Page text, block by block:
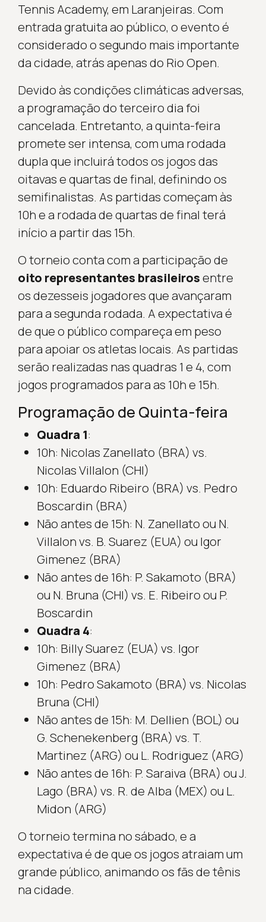
Tennis Academy, em Laranjeiras. Com
entrada gratuita ao público, o evento é
considerado o segundo mais importante
da cidade, atrás apenas do Rio Open.
Devido às condições climáticas adversas,
a programação do terceiro dia foi
cancelada. Entretanto, a quinta-feira
promete ser intensa, com uma rodada
dupla que incluirá todos os jogos das
oitavas e quartas de final, definindo os
semifinalistas. As partidas começam às
10h e a rodada de quartas de final terá
início a partir das 15h.
O torneio conta com a participação de
oito representantes brasileirosentre
os dezesseis jogadores que avançaram
para a segunda rodada. A expectativa é
de que o público compareça em peso
para apoiar os atletas locais. As partidas
serão realizadas nas quadras 1 e 4, com
jogos programados para as 10h e 15h.
Programação de Quinta-feira
Quadra 1:
10h: Nicolas Zanellato (BRA) vs.
Nicolas Villalon (CHI)
10h: Eduardo Ribeiro (BRA) vs. Pedro
Boscardin (BRA)
Não antes de 15h: N. Zanellato ou N.
Villalon vs. B. Suarez (EUA) ou Igor
Gimenez (BRA)
Não antes de 16h: P. Sakamoto (BRA)
ou N. Bruna (CHI) vs. E. Ribeiro ou P.
Boscardin
Quadra 4:
10h: Billy Suarez (EUA) vs. Igor
Gimenez (BRA)
10h: Pedro Sakamoto (BRA) vs. Nicolas
Bruna (CHI)
Não antes de 15h: M. Dellien (BOL) ou
G. Schenekenberg (BRA) vs. T.
Martinez (ARG) ou L. Rodriguez (ARG)
Não antes de 16h: P. Saraiva (BRA) ou J.
Lago (BRA) vs. R. de Alba (MEX) ou L.
Midon (ARG)
O torneio termina no sábado, e a
expectativa é de que os jogos atraiam um
grande público, animando os fãs de tênis
na cidade.